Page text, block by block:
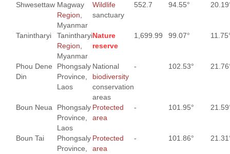
Shwesettaw Magway
Region
Myanmar
Wildlife
sanctuary
552.7 94.55°
Tanintharyi
Tanintharyi
Region
Myanmar
Nature
reserve
1,699.99 99.07°
Phou Dene
Din
Phongsaly
Province,
Laos
National
biodiversity
conservation
areas
- 102.53°
Boun Neua
Phongsaly
Province,
Laos
Protected
area
- 101.95°
Boun Tai
Phongsaly
Province,
Protected
area
- 101.86°